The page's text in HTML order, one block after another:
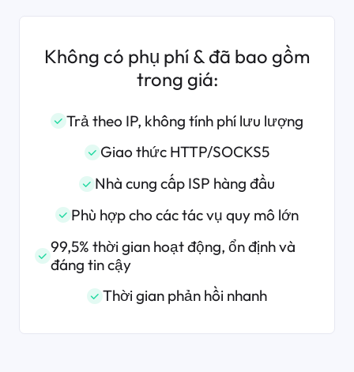
Không có phụ phí & đã bao gồm
trong giá:
Trả theo IP, không tính phí lưu lượng
Giao thức HTTP/SOCKS5
Nhà cung cấp ISP hàng đầu
Phù hợp cho các tác vụ quy mô lớn
99,5% thời gian hoạt động, ổn định và
đáng tin cậy
Thời gian phản hồi nhanh